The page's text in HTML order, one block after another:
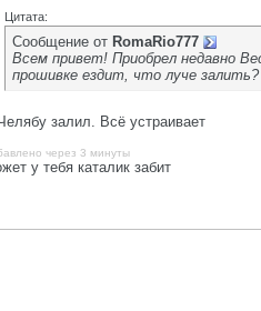
Цитата:
Сообщение от RomaRio777
Всем привет! Приобрел недавно
прошивке ездит, что луче
залил. Всё устраивает
через 3 минуты
у тебя каталик забит